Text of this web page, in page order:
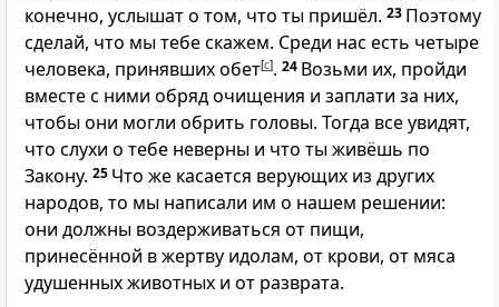
конечно, услышат о том, что ты пришёл. 23 Поэтому
сделай, что мы тебе скажем. Среди нас есть четыре
человека, принявших обет[c]. 24 Возьми их, пройди
вместе с ними обряд очищения и заплати за них,
чтобы они могли обрить головы. Тогда все увидят,
что слухи о тебе неверны и что ты живёшь по
Закону. 25 Что же касается верующих из других
народов, то мы написали им о нашем решении:
они должны воздерживаться от пищи,
принесённой в жертву идолам, от крови, от мяса
удушенных животных и от разврата.